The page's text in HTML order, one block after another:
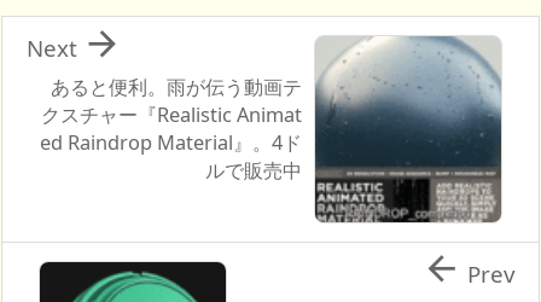
あると便利。雨が伝う動画テ
クスチャー『Realistic Animat
ed Raindrop Material』。4ド
ルで販売中

Next
 Prev